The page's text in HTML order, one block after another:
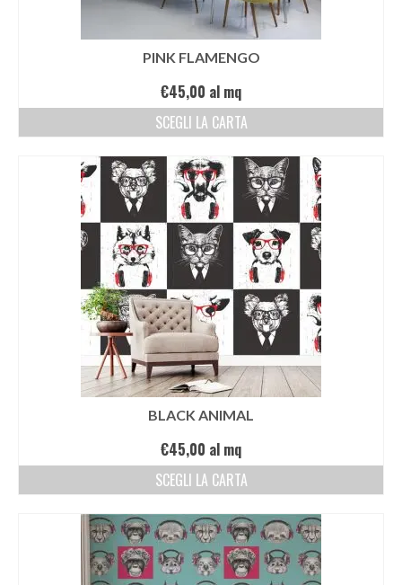
PINK FLAMENGO
€45,00 al mq
SCEGLI LA CARTA
BLACK ANIMAL
€45,00 al mq
SCEGLI LA CARTA